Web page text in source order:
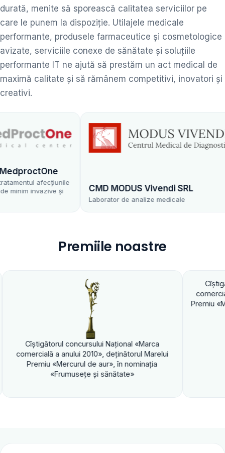
durată, menite să sporească calitatea serviciilor pe
care le punem la dispoziție. Utilajele medicale
performante, produsele farmaceutice și cosmetologice
avizate, serviciile conexe de sănătate și soluțiile
performante IT ne ajută să prestăm un act medical de
maximă calitate și să rămânem competitivi, inovatori și
creativi.
afecțiunile
invazive și
CMD MODUS Vivendi SRL
Laborator de analize medicale
Premiile noastre
concursului Naţional «Marca
a anului 2010», deţinătorul Marelui
«Mercurul de aur», în nominaţia
«Frumuseţe şi sănătate»
Cîştigătorul
comercială a anului
Premiu «Mercurul de